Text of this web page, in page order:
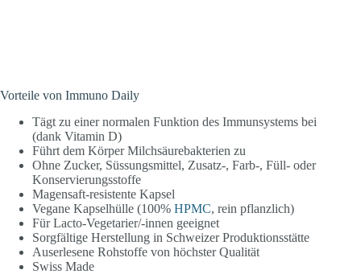
Vorteile von Immuno Daily
Tägt zu einer normalen Funktion des Immunsystems bei
(dank Vitamin D)
Führt dem Körper Milchsäurebakterien zu
Ohne Zucker, Süssungsmittel, Zusatz-, Farb-, Füll- oder
Konservierungsstoffe
Magensaft-resistente Kapsel
Vegane Kapselhülle (100% HPMC, rein pflanzlich)
Für Lacto-Vegetarier/-innen geeignet
Sorgfältige Herstellung in Schweizer Produktionsstätte
Auserlesene Rohstoffe von höchster Qualität
Swiss Made